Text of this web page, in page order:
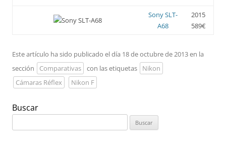
Sony SLT-
A68
2015
589€
Este artículo ha sido publicado el día 18 de octubre de 2013 en la
sección
Comparativas con las etiquetas
Nikon
Cámaras Réflex
Nikon F
Buscar